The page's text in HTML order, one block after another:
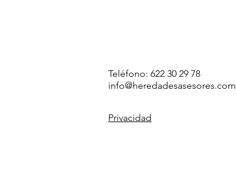
Teléfono: 622 30 29 78
info@heredadesasesores.com
Privacidad